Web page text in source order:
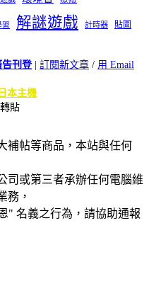
習 解謎遊戲 計時器
貼圖
告刊登| 訂閱新文章 / 用 Email
本主機
貼
補帖等商品，本站與任何
司或第三者承辦任何電腦維
務，
" 名義之行為，請協助通報